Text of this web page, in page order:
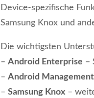
Device-spezifische
Samsung Knox und
Die wichtigsten
– Android Enterprise –
– Android Management
– Samsung Knox–